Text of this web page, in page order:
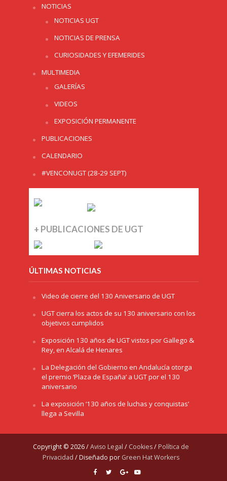
NOTICIAS
NOTICIAS UGT
NOTICIAS DE PRENSA
CURIOSIDADES Y EFEMERIDES
MULTIMEDIA
GALERÍAS
VIDEOS
EXPOSICIÓN PERMANENTE
PUBLICACIONES
CALENDARIO
#VENCONUGT (28-29 SEPT)
+ PUBLICACIONES DE UGT
ÚLTIMAS NOTICIAS
Video de cierre del 130 Aniversario de UGT
UGT cierra los actos de su 130 aniversario con los
objetivos cumplidos
Exposición 130 años de UGT vistos por Gallego &
Rey, en Alcalá de Henares
La Delegación del Gobierno en Andalucía otorga
el premio ‘Plaza de España’ a UGT por el 130
aniversario
La exposición ‘130 años de luchas y conquistas’
llega a Sevilla
Copyright © 2026 /Aviso Legal / Cookies/ Política de
Privacidad / Diseñado por Green Hat Workers